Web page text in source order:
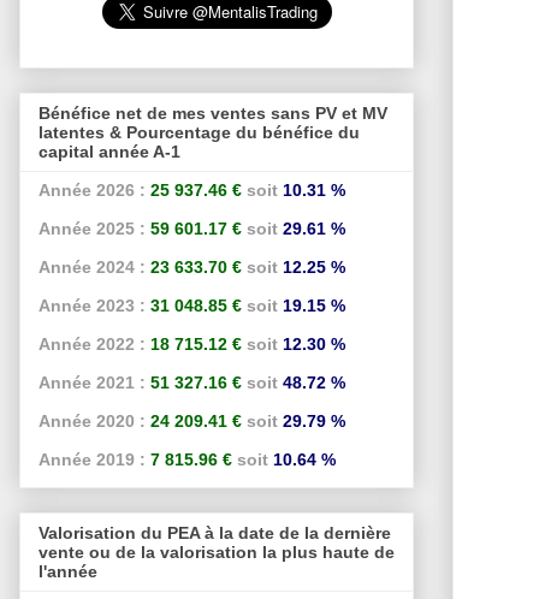
Bénéfice net de mes ventes sans PV et MV
latentes & Pourcentage du bénéfice du
capital année A-1
Année 2026 : 25 937.46 € soit 10.31 %
Année 2025 : 59 601.17 € soit 29.61 %
Année 2024 : 23 633.70 € soit 12.25 %
Année 2023 : 31 048.85 € soit 19.15 %
Année 2022 : 18 715.12 € soit 12.30 %
Année 2021 : 51 327.16 € soit 48.72 %
Année 2020 : 24 209.41 € soit 29.79 %
Année 2019 : 7 815.96 € soit 10.64 %
Valorisation du PEA à la date de la dernière
vente ou de la valorisation la plus haute de
l'année